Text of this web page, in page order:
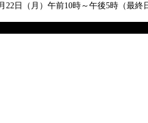
22日（月）午前10時～午後5時（最